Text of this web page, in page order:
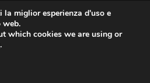
miglior esperienza d'uso e
web.
which cookies we are using or
.
e Scouts d'Europa Cattolici
tel: 065884430 • email: infofse@fse.it
80441060581